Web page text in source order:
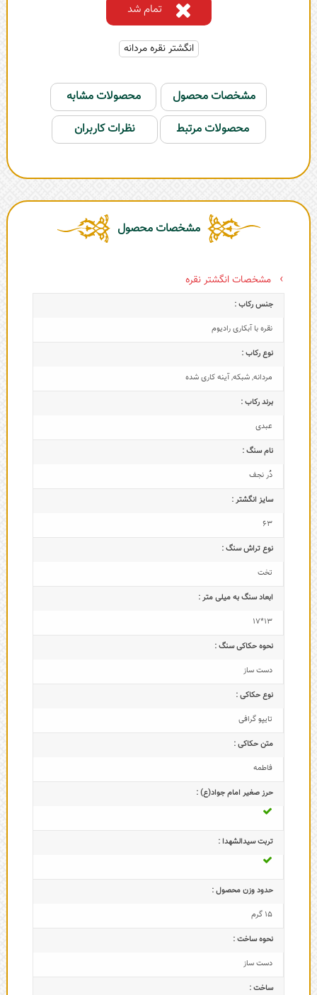
تمام شد
انگشتر نقره مردانه
مشخصات محصول
محصولات مشابه
محصولات مرتبط
نظرات کاربران
مشخصات محصول
مشخصات انگشتر نقره
جنس رکاب :
نقره با آبکاری رادیوم
نوع رکاب :
مردانه,شبکه,آینه کاری شده
برند رکاب :
عبدی
نام سنگ :
دُر نجف
سایز انگشتر :
63
نوع تراش سنگ :
تخت
ابعاد سنگ به میلی متر :
13*17
نحوه حکاکی سنگ :
دست ساز
نوع حکاکی :
تایپو گرافی
متن حکاکی :
فاطمه
حرز صغیر امام جواد(ع) :
تربت سیدالشهدا :
حدود وزن محصول :
15 گرم
نحوه ساخت :
دست ساز
ساخت :